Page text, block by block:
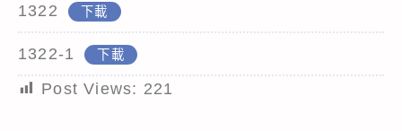
1322 下載
1322-1 下載
Post Views: 221